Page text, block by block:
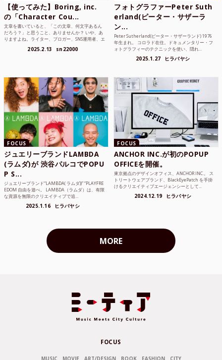
【使ってみた】Boring, inc.
の「Character Cou...
文章を書いていると、「この文章、何文字あるん
だろう？」と思うこと、ありませんか？ いや、あ
りますよね。ライター、ブロガー、SNS運用者、エ
2025.2.13 sn22000
フォトグラファーPeter Suth
erland(ピーター・サザーラ
ン...
Peter Sutherland(ピーター・サザーランド) 1976
年生まれ。 コロラド在住。ドキュメンタリー・フ
ォトグラフィーのテクニックを使い、隠れ...
2025.1.27 ヒラバヤシ
FOCUS
ジュエリーブランドLAMBDA
(ラムダ)が 渋谷パルコでPOPU
P S...
ジュエリーブランド“LAMBDA( ラムダ))” “PLAYFRE
EDOM 自由を遊べ。 LAMBDA（ラムダ）は、有限
な資源を無限のクリエイティブで追...
2025.1.16 ヒラバヤシ
FOCUS
ANCHOR INC.が初のPOPUP
OFFICEを開催。
東京拠点のデザインオフィス、ANCHOR INC.。 ス
トリートウェアブランド、BlackEyePatch を手掛
けるクリエイティブエージェンシーとして...
2024.12.19 ヒラバヤシ
MORE
FOCUS
MUSIC MOVIE ART/DESIGN BOOK FASHION CITY